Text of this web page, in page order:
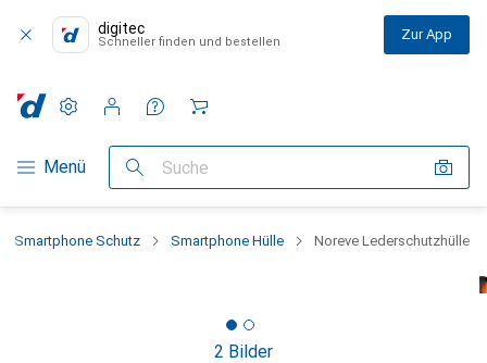
digitec
Schneller finden und bestellen Zur App
Navigation nach Kategorien
Menü Suche
Einstellungen
Kundenkonto
Vergleichslisten
Merklisten
Warenkorb
Smartphone Schutz Smartphone Hülle Noreve Lederschutzhülle
2 Bilder